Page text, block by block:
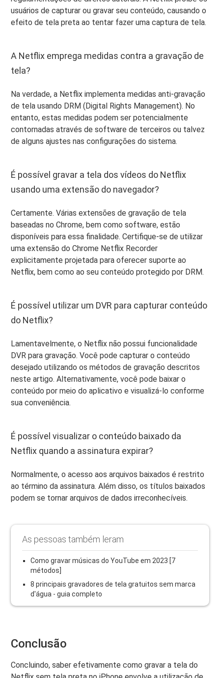
usuários de capturar ou gravar seu conteúdo, causando o
efeito de tela preta ao tentar fazer uma captura de tela.
A Netflix emprega medidas contra a gravação de
tela?
Na verdade, a Netflix implementa medidas anti-gravação
de tela usando DRM (Digital Rights Management). No
entanto, estas medidas podem ser potencialmente
contornadas através de software de terceiros ou talvez
de alguns ajustes nas configurações do sistema.
É possível gravar a tela dos vídeos do Netflix
usando uma extensão do navegador?
Certamente. Várias extensões de gravação de tela
baseadas no Chrome, bem como software, estão
disponíveis para essa finalidade. Certifique-se de utilizar
uma extensão do Chrome Netflix Recorder
explicitamente projetada para oferecer suporte ao
Netflix, bem como ao seu conteúdo protegido por DRM.
É possível utilizar um DVR para capturar conteúdo
do Netflix?
Lamentavelmente, o Netflix não possui funcionalidade
DVR para gravação. Você pode capturar o conteúdo
desejado utilizando os métodos de gravação descritos
neste artigo. Alternativamente, você pode baixar o
conteúdo por meio do aplicativo e visualizá-lo conforme
sua conveniência.
É possível visualizar o conteúdo baixado da
Netflix quando a assinatura expirar?
Normalmente, o acesso aos arquivos baixados é restrito
ao término da assinatura. Além disso, os títulos baixados
podem se tornar arquivos de dados irreconhecíveis.
As pessoas também leram
Como gravar músicas do YouTube em 2023 [7
métodos]
8 principais gravadores de tela gratuitos sem marca
d'água - guia completo
Conclusão
Concluindo, saber efetivamente como gravar a tela do